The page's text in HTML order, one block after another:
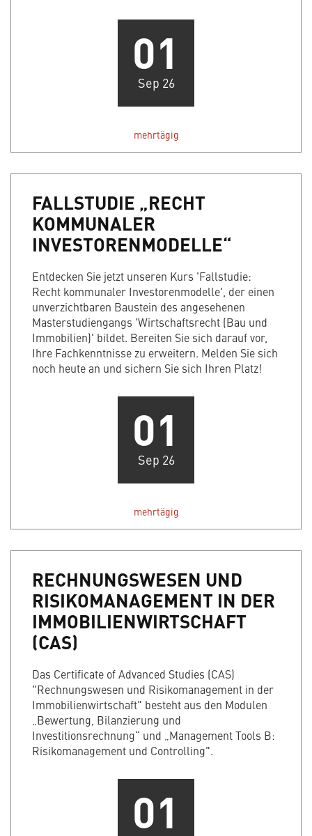
01
Sep 26
mehrtägig
FALLSTUDIE „RECHT
KOMMUNALER
INVESTORENMODELLE“
Entdecken Sie jetzt unseren Kurs 'Fallstudie:
Recht kommunaler Investorenmodelle', der einen
unverzichtbaren Baustein des angesehenen
Masterstudiengangs 'Wirtschaftsrecht (Bau und
Immobilien)' bildet. Bereiten Sie sich darauf vor,
Ihre Fachkenntnisse zu erweitern. Melden Sie sich
noch heute an und sichern Sie sich Ihren Platz!
01
Sep 26
mehrtägig
RECHNUNGSWESEN UND
RISIKOMANAGEMENT IN DER
IMMOBILIENWIRTSCHAFT
(CAS)
Das Certificate of Advanced Studies (CAS)
"Rechnungswesen und Risikomanagement in der
Immobilienwirtschaft" besteht aus den Modulen
„Bewertung, Bilanzierung und
Investitionsrechnung“ und „Management Tools B:
Risikomanagement und Controlling".
01